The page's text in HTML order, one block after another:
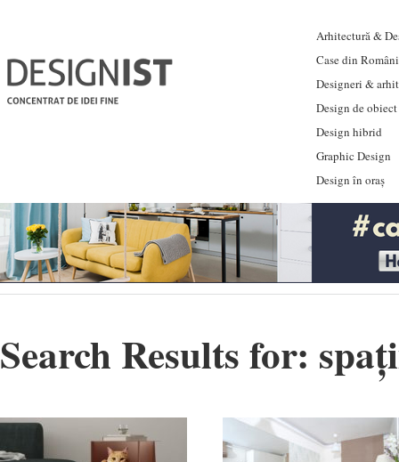
Arhitectură &
Case din
Designeri &
Design de obiect
Design hibrid
Graphic Design
Design în oraș
Search Results for: